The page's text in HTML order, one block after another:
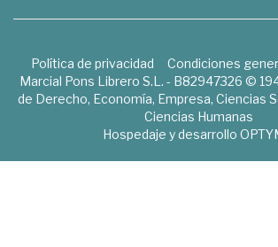
Política de privacidad Condiciones
Marcial Pons Librero S.L. - B82947326 ©
de Derecho, Economía, Empresa, Ciencias
Ciencias Humanas
Hospedaje y desarrollo